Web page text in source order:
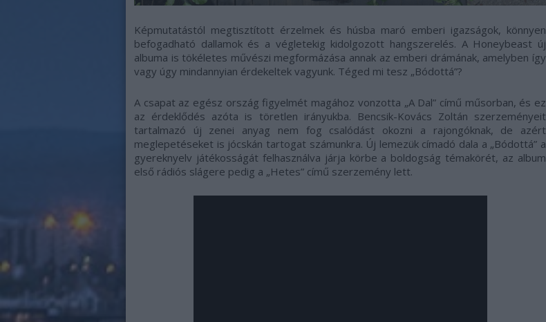
Képmutatástól megtisztított érzelmek és húsba maró emberi igazságok, könnyen
befogadható dallamok és a végletekig kidolgozott hangszerelés. A Honeybeast új
albuma is tökéletes művészi megformázása annak az emberi drámának, amelyben így
vagy úgy mindannyian érdekeltek vagyunk. Téged mi tesz „Bódottá”?
A csapat az egész ország figyelmét magához vonzotta „A Dal” című műsorban, és ez
az érdeklődés azóta is töretlen irányukba. Bencsik-Kovács Zoltán szerzeményeit
tartalmazó új zenei anyag nem fog csalódást okozni a rajongóknak, de azért
meglepetéseket is jócskán tartogat számunkra. Új lemezük címadó dala a „Bódottá” a
gyereknyelv játékosságát felhasználva járja körbe a boldogság témakörét, az album
első rádiós slágere pedig a „Hetes” című szerzemény lett.